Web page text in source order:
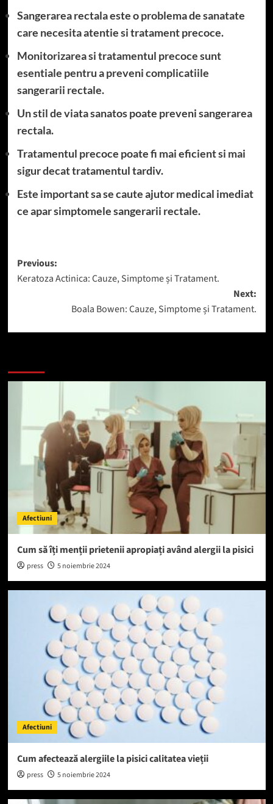
Sangerarea rectala este o problema de sanatate
care necesita atentie si tratament precoce.
Monitorizarea si tratamentul precoce sunt
esentiale pentru a preveni complicatiile
sangerarii rectale.
Un stil de viata sanatos poate preveni sangerarea
rectala.
Tratamentul precoce poate fi mai eficient si mai
sigur decat tratamentul tardiv.
Este important sa se caute ajutor medical imediat
ce apar simptomele sangerarii rectale.
Post
navigation
Previous:
Keratoza Actinica: Cauze, Simptome și Tratament.
Next:
Boala Bowen: Cauze, Simptome și Tratament.
Afectiuni
Cum să îți menții prietenii apropiați având alergii la pisici
press 5 noiembrie 2024
Afectiuni
Cum afectează alergiile la pisici calitatea vieții
press 5 noiembrie 2024